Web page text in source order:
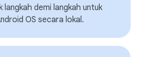
langkah demi langkah untuk
OS secara lokal.